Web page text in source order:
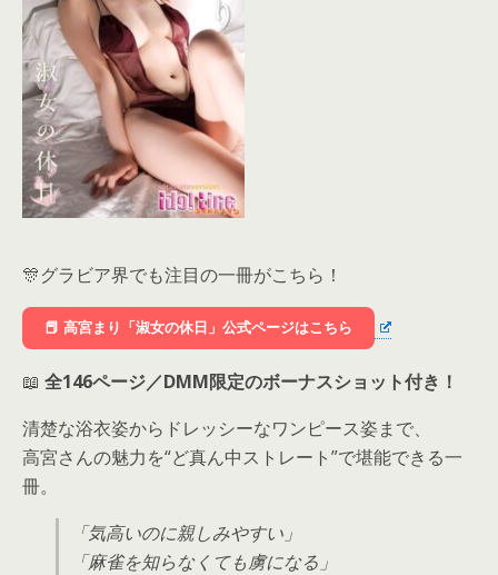
🎊グラビア界でも注目の一冊がこちら！
📕 高宮まり「淑女の休日」公式ページはこちら
📖 全146ページ／DMM限定のボーナスショット付き！
清楚な浴衣姿からドレッシーなワンピース姿まで、
高宮さんの魅力を“ど真ん中ストレート”で堪能できる一
冊。
「気高いのに親しみやすい」
「麻雀を知らなくても虜になる」